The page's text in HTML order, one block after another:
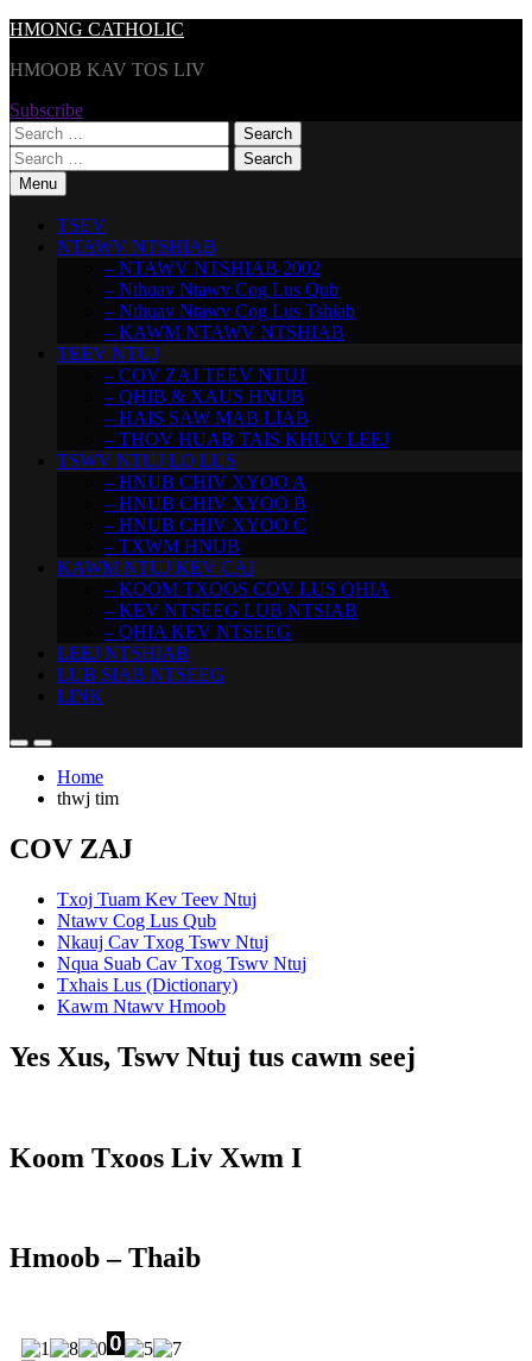
Skip
content
HMONG CATHOLIC
HMOOB KAV TOS LIV
Subscribe
Search
for:
Search
for:Menu
TSEV
NTAWV NTSHIAB
– NTAWV NTSHIAB 2002
– Nthuav Ntawv Cog Lus Qub
– Nthuav Ntawv Cog Lus Tshiab
– KAWM NTAWV NTSHIAB
TEEV NTUJ
– COV ZAJ TEEV NTUJ
– QHIB & XAUS HNUB
– HAIS SAW MAB LIAB
– THOV HUAB TAIS KHUV LEEJ
TSWV NTUJ LO LUS
– HNUB CHIV XYOO A
– HNUB CHIV XYOO B
– HNUB CHIV XYOO C
– TXWM HNUB
KAWM NTUJ KEV CAI
– KOOM TXOOS COV LUS QHIA
– KEV NTSEEG LUB NTSIAB
– QHIA KEV NTSEEG
LEEJ NTSHIAB
LUB SIAB NTSEEG
LINK
Home
thwj tim
COV ZAJ
Txoj Tuam Kev Teev Ntuj
Ntawv Cog Lus Qub
Nkauj Cav Txog Tswv Ntuj
Nqua Suab Cav Txog Tswv Ntuj
Txhais Lus (Dictionary)
Kawm Ntawv Hmoob
Yes Xus, Tswv Ntuj tus cawm seej
Koom Txoos Liv Xwm I
Hmoob – Thaib